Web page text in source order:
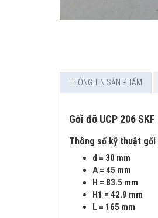
THÔNG TIN SẢN PHẨM
Gối đỡ UCP 206
Thông số kỹ thuật gối
d = 30 mm
A = 45 mm
H = 83.5 mm
H1 = 42.9 mm
L = 165 mm